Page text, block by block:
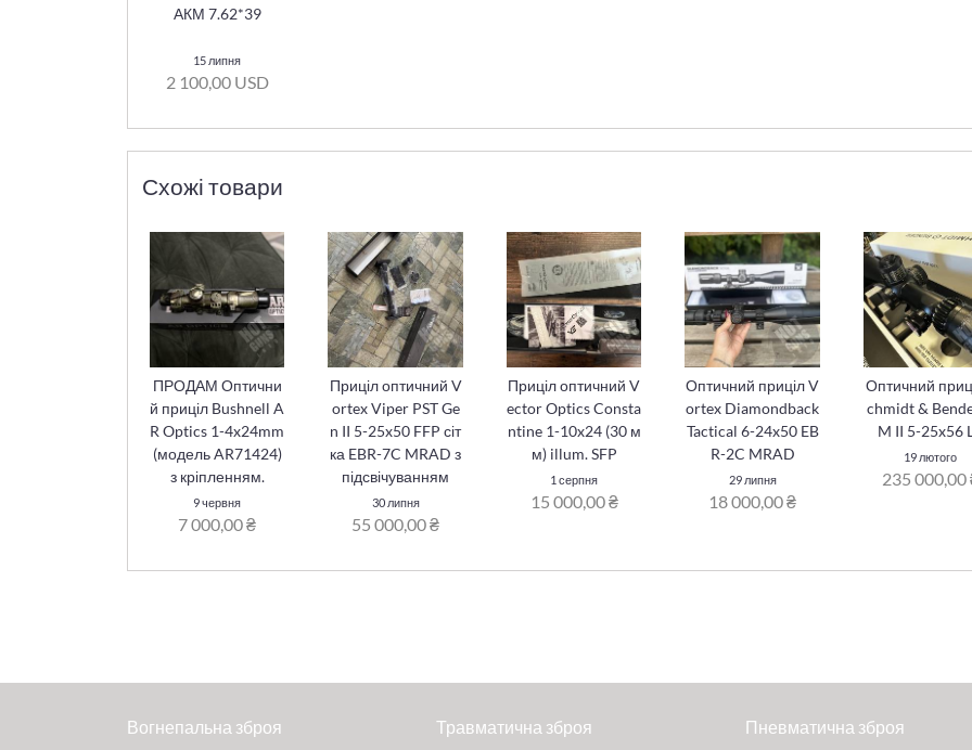
АКМ 7.62*39
15 липня
2 100,00 USD
Схожі товари
ПРОДАМ Оптични
й приціл Bushnell A
R Optics 1-4x24mm
(модель AR71424)
з кріпленням.
9 червня
7 000,00 ₴
Приціл оптичний V
ortex Viper PST Ge
n II 5-25x50 FFP сіт
ка EBR-7C MRAD з
підсвічуванням
30 липня
55 000,00 ₴
Приціл оптичний V
ector Optics Consta
ntine 1-10x24 (30 м
м) illum. SFP
1 серпня
15 000,00 ₴
Оптичний приціл V
ortex Diamondback
Tactical 6-24x50 EB
R-2C MRAD
29 липня
18 000,00 ₴
Оптичний
chmidt &
M II 5-25x56
19 лютого
235 000,00
Вогнепальна зброя Травматична зброя
Пневматична зброя